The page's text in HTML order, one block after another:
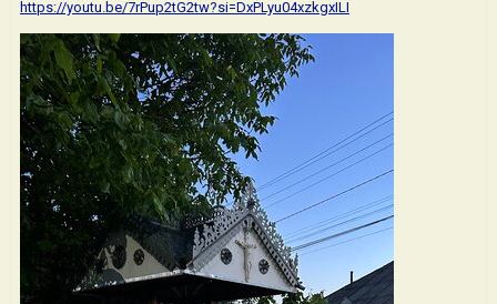
https://youtu.be/7rPup2tG2tw?si=DxPLyu04xzkgxILI